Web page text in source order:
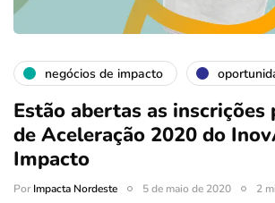
negócios de impacto
Estão abertas as inscrições
de Aceleração 2020 do
Impacto
PorImpacta Nordeste 5 de maio de 2020 2